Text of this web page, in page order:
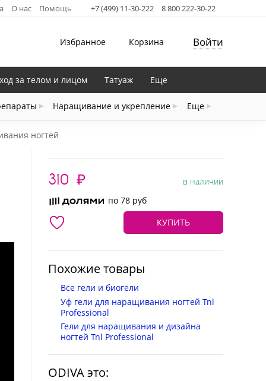
О нас Помощь +7 (499) 11-30-222 8 800 222-30-22
Избранное Корзина Войти
Наращивание и укрепление Еще
за телом и лицом Татуаж Еще
ногтей
310 ₽
в наличии
по 78 руб
КУПИТЬ
Похожие товары
Все гели и биогели
Уф гели для наращивания ногтей Tnl
Professional
Гели для наращивания и дизайна
ногтей Tnl Professional
ODIVA это: